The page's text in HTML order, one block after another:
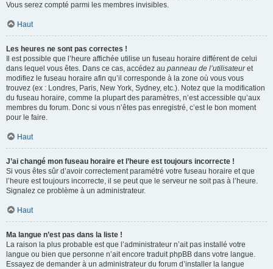
Vous serez compté parmi les membres invisibles.
Haut
Les heures ne sont pas correctes !
Il est possible que l’heure affichée utilise un fuseau horaire différent de celui
dans lequel vous êtes. Dans ce cas, accédez au panneau de l’utilisateuret
modifiez le fuseau horaire afin qu’il corresponde à la zone où vous vous
trouvez (ex : Londres, Paris, New York, Sydney, etc.). Notez que la modification
du fuseau horaire, comme la plupart des paramètres, n’est accessible qu’aux
membres du forum. Donc si vous n’êtes pas enregistré, c’est le bon moment
pour le faire.
Haut
J’ai changé mon fuseau horaire et l’heure est toujours incorrecte !
Si vous êtes sûr d’avoir correctement paramétré votre fuseau horaire et que
l’heure est toujours incorrecte, il se peut que le serveur ne soit pas à l’heure.
Signalez ce problème à un administrateur.
Haut
Ma langue n’est pas dans la liste !
La raison la plus probable est que l’administrateur n’ait pas installé votre
langue ou bien que personne n’ait encore traduit phpBB dans votre langue.
Essayez de demander à un administrateur du forum d’installer la langue